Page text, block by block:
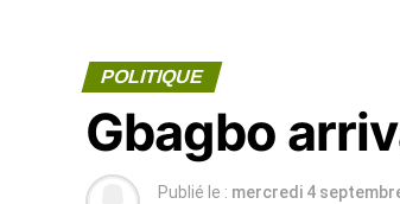
POLITIQUE
Gbagbo
Publié le : mercredi 4